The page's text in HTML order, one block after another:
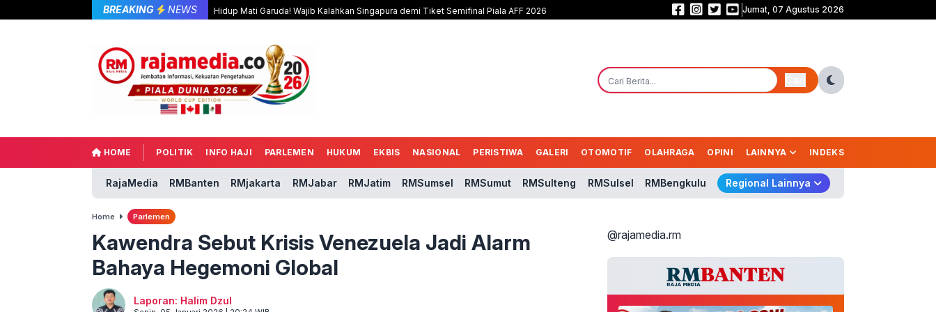
BREAKING NEWS Hidup Mati Garuda! Wajib Kalahkan Singapura demi Tiket Semifinal Piala AFF 2026 Prabowo-Gibran Masih Digdaya! Survei LSI Catat Kepercayaan Publik
Jumat, 07 Agustus 2026
HOME POLITIK INFO HAJI PARLEMEN HUKUM EKBIS NASIONAL PERISTIWA GALERI OTOMOTIF OLAHRAGA OPINI LAINNYA INDEKS
RajaMedia RMBanten RMjakarta RMJabar RMJatim RMSumsel RMSumut RMSulteng RMSulsel RMBengkulu Regional Lainnya
Home Parlemen
Kawendra Sebut Krisis Venezuela Jadi Alarm
Bahaya Hegemoni Global
Laporan: Halim Dzul
@rajamedia.rm